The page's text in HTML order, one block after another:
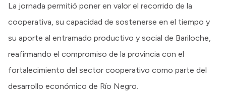
La jornada permitió poner en valor el recorrido de la
cooperativa, su capacidad de sostenerse en el tiempo y
su aporte al entramado productivo y social de Bariloche,
reafirmando el compromiso de la provincia con el
fortalecimiento del sector cooperativo como parte del
desarrollo económico de Río Negro.